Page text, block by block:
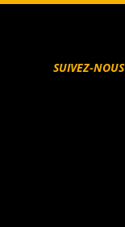
SUIVEZ-NOUS